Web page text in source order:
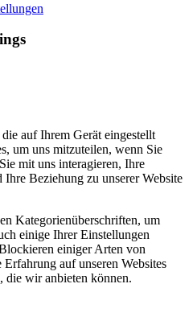
auf Ihrem Gerät eingestellt
um uns mitzuteilen, wenn Sie
mit uns interagieren, Ihre
Beziehung zu unserer Website
Kategorienüberschriften, um
einige Ihrer Einstellungen
einiger Arten von
auf unseren Websites
die wir anbieten können.